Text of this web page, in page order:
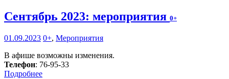
Сентябрь 2023: мероприятия 0+
01.09.2023 0+, Мероприятия
В афише возможны изменения.
Телефон: 76-95-33
Подробнее